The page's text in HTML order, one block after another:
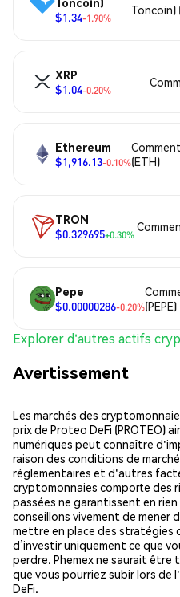
$1.34-1.90%
Toncoin)
XRP
$1.04-0.20%
Ethereum
$1,916.13-0.10%(ETH)
TRON
$0.329695+0.30%
Pepe
$0.00000286-0.20%(PEPE)
Explorer d'autres actifs
Avertissement
Les marchés des
prix de Proteo DeFi (PROTEO)
numériques peut connaître
raison des conditions de
réglementaires et d'autres
cryptomonnaies comporte des
passées ne garantissent en
conseillons vivement de mener
mettre en place des stratégies
d’investir uniquement ce que
perdre. Phemex ne saurait être
que vous pourriez subir lors de
DeFi.